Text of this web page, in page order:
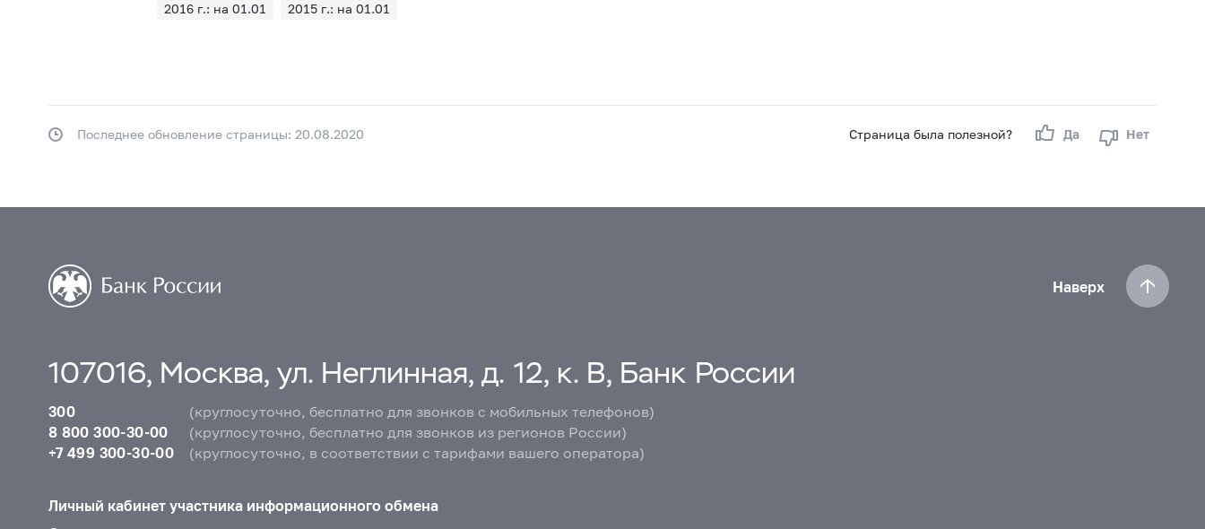
2016 г.: на 01.01 2015 г.: на 01.01
Страница была полезной? Да Нет
Последнее обновление страницы: 20.08.2020
Наверх
107016, Москва, ул. Неглинная, д. 12, к. В, Банк России
300
(круглосуточно, бесплатно для звонков с мобильных телефонов)
8 800 300-30-00
(круглосуточно, бесплатно для звонков из регионов России)
+7 499 300-30-00
(круглосуточно, в соответствии с тарифами вашего оператора)
Личный кабинет участника информационного обмена